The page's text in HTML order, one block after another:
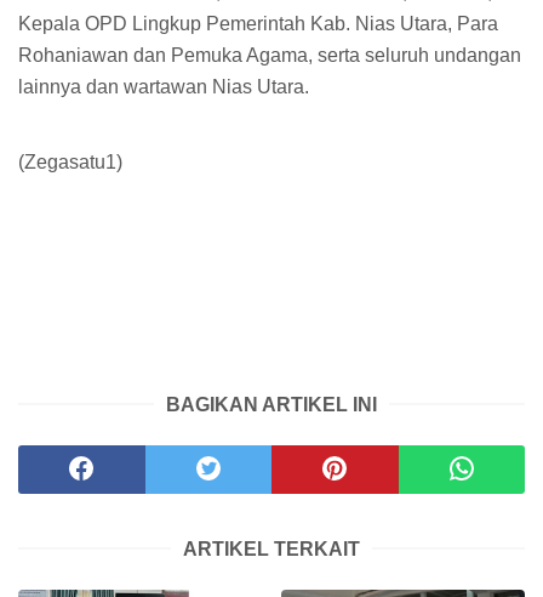
Kepala OPD Lingkup Pemerintah Kab. Nias Utara, Para
Rohaniawan dan Pemuka Agama, serta seluruh undangan
lainnya dan wartawan Nias Utara.
(Zegasatu1)
BAGIKAN ARTIKEL INI
ARTIKEL TERKAIT